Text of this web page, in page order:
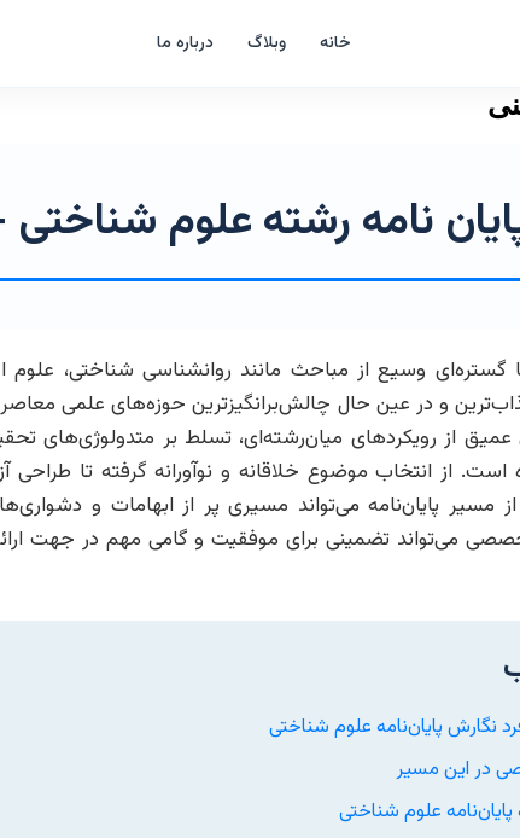
خانه وبلاگ درباره ما
نامه رشته علوم
گستره‌ای وسیع از مباحث مانند روانشناسی شناختی،
و در عین حال چالش‌برانگیزترین حوزه‌های علمی
عمیق از رویکردهای میان‌رشته‌ای، تسلط بر متدولوژی‌های
است. از انتخاب موضوع خلاقانه و نوآورانه گرفته تا
مسیر پایان‌نامه می‌تواند مسیری پر از ابهامات و
می‌تواند تضمینی برای موفقیت و گامی مهم در جهت
نگارش پایان‌نامه علوم شناختی
در این مسیر
علوم شناختی